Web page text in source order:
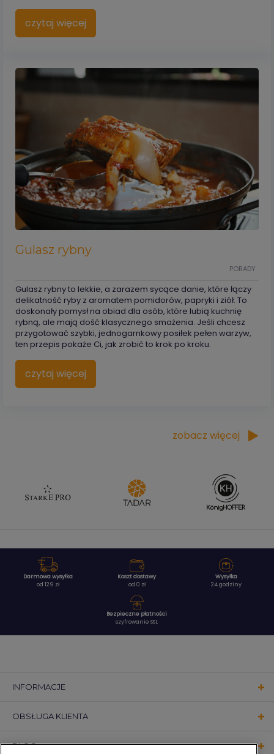
czytaj więcej
Gulasz rybny
PORADY
Gulasz rybny to lekkie, a zarazem sycące danie, które łączy
delikatność ryby z aromatem pomidorów, papryki i ziół. To
doskonały pomysł na obiad dla osób, które lubią kuchnię
rybną, ale mają dość klasycznego smażenia. Jeśli chcesz
przygotować szybki, jednogarnkowy posiłek pełen warzyw,
ten przepis pokaże Ci, jak zrobić to krok po kroku.
czytaj więcej
zobacz więcej
Darmowa wysyłka
od 129 zł
Koszt dostawy
od 0 zł
Wysyłka
24 godziny
Bezpieczne płatności
szyfrowanie SSL
INFORMACJE
OBSŁUGA KLIENTA
BLOG